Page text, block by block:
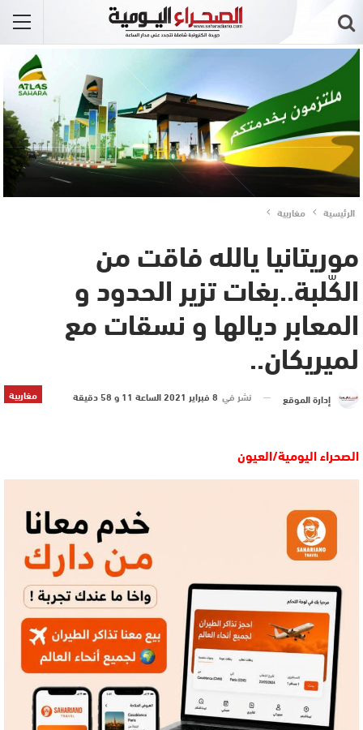
الرئيسية مغاربية
موريتانيا يالله فاقت من
الكّلبة..بغات تزير الحدود و
المعابر ديالها و نسقات مع
لميريكان..
مغاربية إدارة الموقع نشر في 8 فبراير 2021 الساعة 11 و 58 دقيقة
الصحراء اليومية/العيون